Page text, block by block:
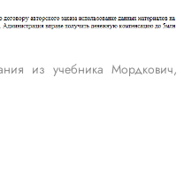
из учебника Мордкович,